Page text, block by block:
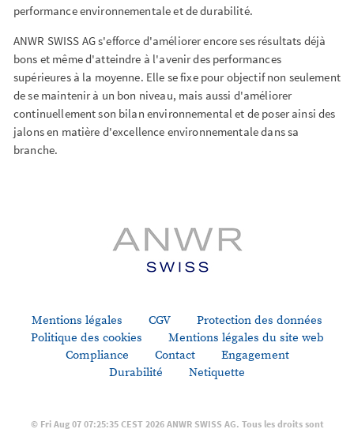
performance environnementale et de durabilité.
ANWR SWISS AG s'efforce d'améliorer encore ses résultats déjà
bons et même d'atteindre à l'avenir des performances
supérieures à la moyenne. Elle se fixe pour objectif non seulement
de se maintenir à un bon niveau, mais aussi d'améliorer
continuellement son bilan environnemental et de poser ainsi des
jalons en matière d'excellence environnementale dans sa
branche.
Mentions légales CGV
Protection des données
Politique des cookies
Mentions légales du site web
Compliance
Contact
Engagement
Durabilité
Netiquette
© Fri Aug 07 07:25:35 CEST 2026 ANWR SWISS AG. Tous les droits sont